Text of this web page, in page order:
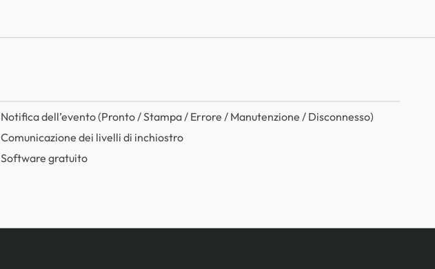
Notifica dell’evento (Pronto / Stampa / Errore / Manutenzione / Disconnesso)
Comunicazione dei livelli di inchiostro
Software gratuito